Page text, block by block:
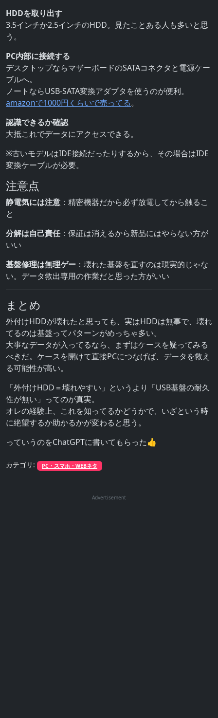
HDDを取り出す
3.5インチか2.5インチのHDD。見たことある人も多いと思
う。
PC内部に接続する
デスクトップならマザーボードのSATAコネクタと電源ケー
ブルへ。
ノートならUSB-SATA変換アダプタを使うのが便利。
amazonで1000円くらいで売ってる。
認識できるか確認
大抵これでデータにアクセスできる。
※古いモデルはIDE接続だったりするから、その場合はIDE
変換ケーブルが必要。
注意点
静電気には注意 ：精密機器だから必ず放電してから触るこ
と
分解は自己責任：保証は消えるから新品にはやらない方が
いい
基盤修理は無理ゲー ：壊れた基盤を直すのは現実的じゃな
い。データ救出専用の作業だと思った方がいい
まとめ
外付けHDDが壊れたと思っても、実はHDDは無事で、壊れ
てるのは基盤ってパターンがめっちゃ多い。
大事なデータが入ってるなら、まずはケースを疑ってみる
べきだ。ケースを開けて直接PCにつなげば、データを救え
る可能性が高い。
「外付けHDD＝壊れやすい」というより「USB基盤の耐久
性が無い」ってのが真実。
オレの経験上、これを知ってるかどうかで、いざという時
に絶望するか助かるかが変わると思う。
っていうのをChatGPTに書いてもらった👍
カテゴリ: PC・スマホ・WEBネタ
Advertisement